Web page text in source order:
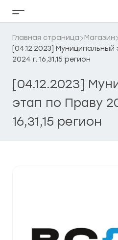
Кнопка
бокового
меню
Главная страница Магазин
[04.12.2023]
2024 г. 16,31,15 регион
[04.12.2023]
этап по Праву
16,31,15 регион